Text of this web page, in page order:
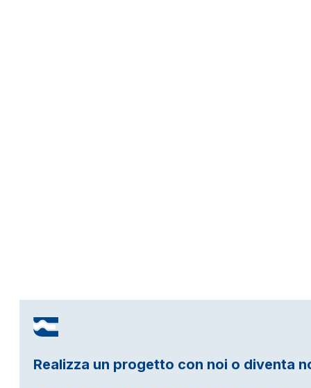
Realizza un progetto con noi o diventa